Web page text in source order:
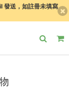
發送，如註冊未填寫